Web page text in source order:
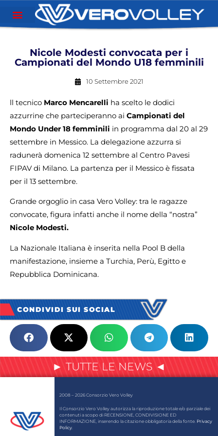
Nicole Modesti convocata per i
Campionati del Mondo U18 femminili
10 Settembre 2021
ll tecnico Marco Mencarelli ha scelto le dodici
azzurrine che parteciperanno ai Campionati del
Mondo Under 18 femminili in programma dal 20 al 29
settembre in Messico. La delegazione azzurra si
radunerà domenica 12 settembre al Centro Pavesi
FIPAV di Milano. La partenza per il Messico è fissata
per il 13 settembre.
Grande orgoglio in casa Vero Volley: tra le ragazze
convocate, figura infatti anche il nome della “nostra”
Nicole Modesti.
La Nazionale Italiana è inserita nella Pool B della
manifestazione, insieme a Turchia, Perù, Egitto e
Repubblica Dominicana.
CONDIVIDI SUI SOCIAL
► TUTTE LE NEWS ◄
2008 – 2026 Consorzio Vero Volley
Il Consorzio Vero Volley autorizza la riproduzione totale e/o parziale dei
contenuti a scopo di RECENSIONE, CONDIVISIONE ED
INFORMAZIONE, inserendo la citazione obbligatoria della fonte. Privacy
Policy